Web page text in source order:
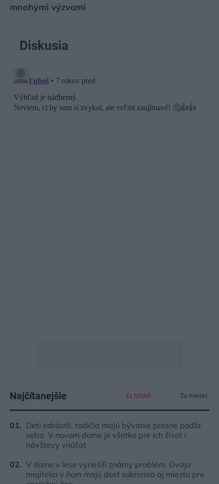
mnohými výzvami
Diskusia
Najčítanejšie Za týždeň Za mesiac
Deti odrástli, rodičia majú bývanie presne podľa
seba. V novom dome je všetko pre ich život i
návštevy vnúčat
V dome v lese vyriešili známy problém. Dvaja
majitelia v ňom majú dosť súkromia aj miesto pre